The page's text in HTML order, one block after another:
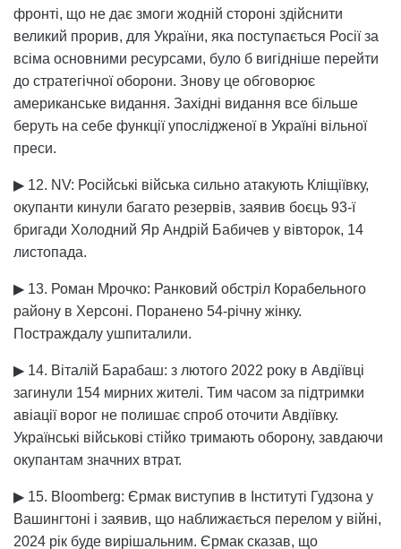
фронті, що не дає змоги жодній стороні здійснити
великий прорив, для України, яка поступається Росії за
всіма основними ресурсами, було б вигідніше перейти
до стратегічної оборони. Знову це обговорює
американське видання. Західні видання все більше
беруть на себе функції упослідженої в Україні вільної
преси.
▶ 12. NV: Російські війська сильно атакують Кліщіївку,
окупанти кинули багато резервів, заявив боєць 93-ї
бригади Холодний Яр Андрій Бабичев у вівторок, 14
листопада.
▶ 13. Роман Мрочко: Ранковий обстріл Корабельного
району в Херсоні. Поранено 54-річну жінку.
Постраждалу ушпиталили.
▶ 14. Віталій Барабаш: з лютого 2022 року в Авдіївці
загинули 154 мирних жителі. Тим часом за підтримки
авіації ворог не полишає спроб оточити Авдіївку.
Українські військові стійко тримають оборону, завдаючи
окупантам значних втрат.
▶ 15. Bloomberg: Єрмак виступив в Інституті Гудзона у
Вашингтоні і заявив, що наближається перелом у війні,
2024 рік буде вирішальним. Єрмак сказав, що